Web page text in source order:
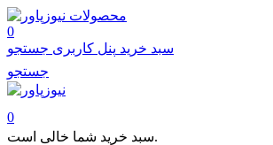
محصولات
0
سبد خرید پنل کاربری جستجو
جستجو
0
سبد خرید شما خالی است.